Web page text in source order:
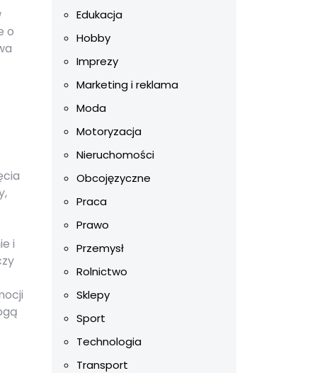
o
i
Edukacja
Hobby
Imprezy
Marketing i reklama
Moda
Motoryzacja
Nieruchomości
Obcojęzyczne
Praca
Prawo
Przemysł
Rolnictwo
Sklepy
Sport
Technologia
Transport